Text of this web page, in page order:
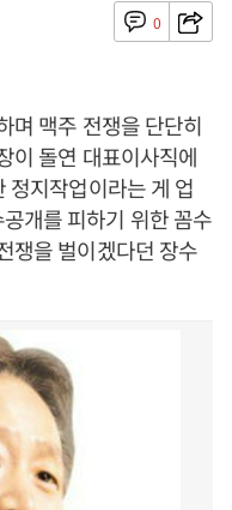
0
며 맥주 전쟁을 단단히
이 돌연 대표이사직에
정지작업이라는 게 업
개를 피하기 위한 꼼수
쟁을 벌이겠다던 장수